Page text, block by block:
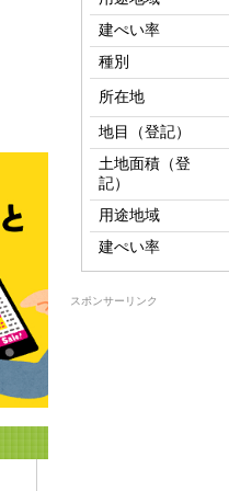
建ぺい率
種別
所在地
地目（登記）
土地面積（登
記）
用途地域
建ぺい率
スポンサーリンク